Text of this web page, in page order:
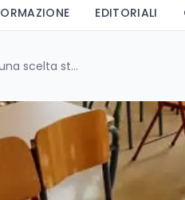
EDITORIALI
Graduatorie ATA, l'Allegato G e' una scelta strategica